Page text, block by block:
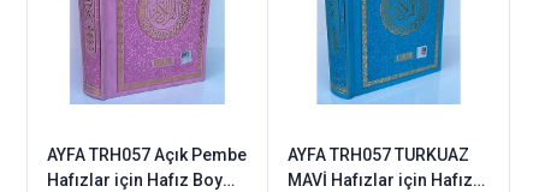
AYFA TRH057 Açık Pembe
Hafızlar için Hafız Boy
AYFA TRH057 TURKUAZ
MAVİ Hafızlar için Hafız